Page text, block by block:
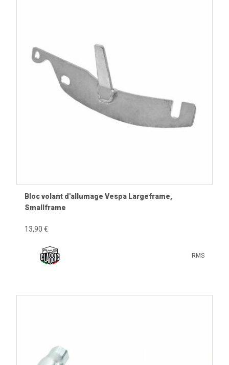
Bloc volant d'allumage Vespa Largeframe,
Smallframe
13,90 €
RMS